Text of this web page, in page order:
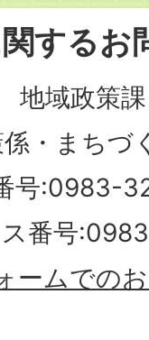
するお
地域政策課
・まちづ
号:0983-
ス番号
ームでの